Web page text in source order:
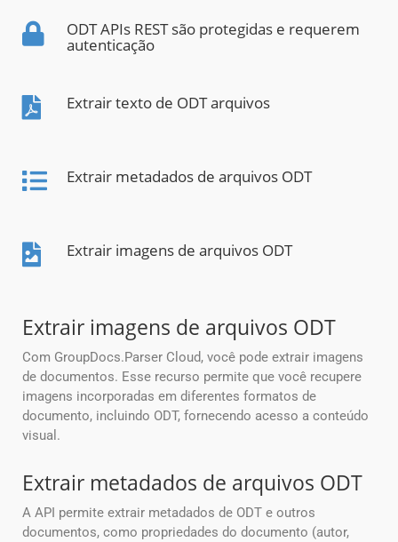
ODT APIs REST são protegidas e requerem
autenticação
Extrair texto de ODT arquivos
Extrair metadados de arquivos ODT
Extrair imagens de arquivos ODT
Extrair imagens de arquivos ODT
Com GroupDocs.Parser Cloud, você pode extrair imagens
de documentos. Esse recurso permite que você recupere
imagens incorporadas em diferentes formatos de
documento, incluindo ODT, fornecendo acesso a conteúdo
visual.
Extrair metadados de arquivos ODT
A API permite extrair metadados de ODT e outros
documentos, como propriedades do documento (autor,